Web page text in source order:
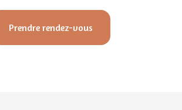
Prendre rendez-vous